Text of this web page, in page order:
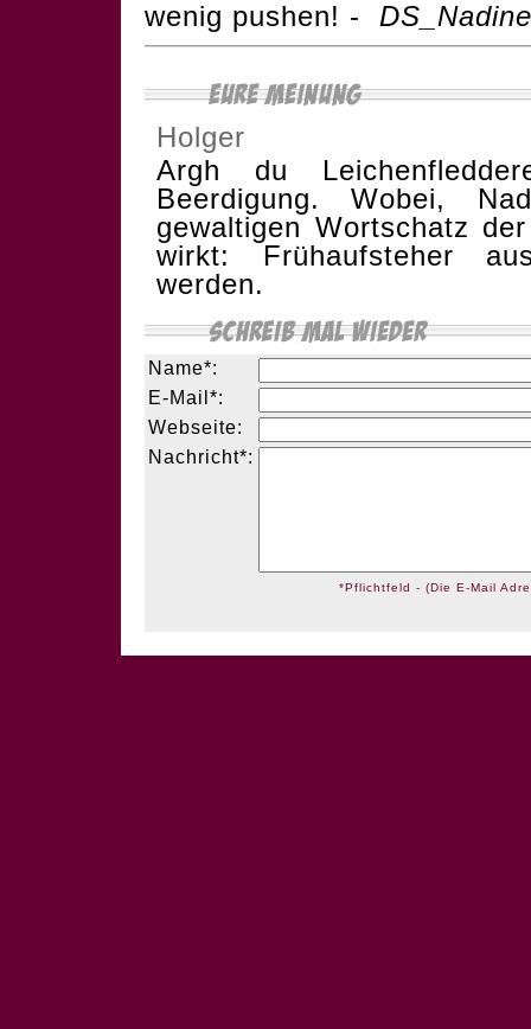
wenig pushen! - DS_Nadine
Holger
Argh du
Beerdigung. Wobei,
gewaltigen Wortschatz
wirkt: Frühaufsteher
werden.
Name*:
E-Mail*:
Webseite:
Nachricht*:
*Pflichtfeld - (Die E-Mail